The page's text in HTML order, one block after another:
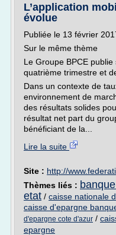
L’application
évolue
Publiée le 13 février
Sur le même thème
Le Groupe BPCE
quatrième trimestre et
Dans un contexte de
environnement de
des résultats solides
résultat net part du
bénéficiant de la...
Lire la suite
Site : http://
Thèmes liés :
etat / caisse nationale
caisse d'epargne
d'epargne cote d'azur /
epargne